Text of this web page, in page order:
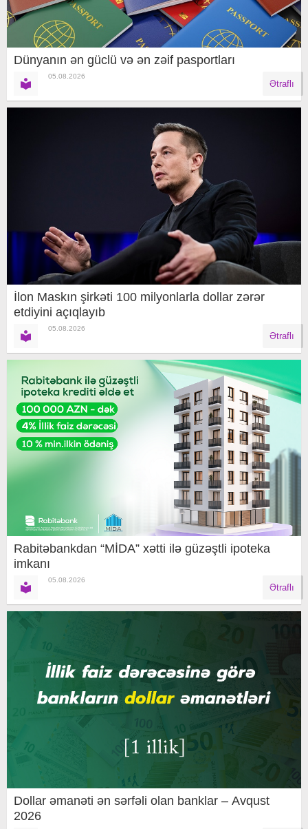
Dünyanın ən güclü və ən zəif pasportları
05.08.2026
Ətraflı
İlon Maskın şirkəti 100 milyonlarla dollar zərər
etdiyini açıqlayıb
05.08.2026
Ətraflı
Rabitəbankdan “MİDA” xətti ilə güzəştli ipoteka
imkanı
05.08.2026
Ətraflı
Dollar əmanəti ən sərfəli olan banklar – Avqust
2026